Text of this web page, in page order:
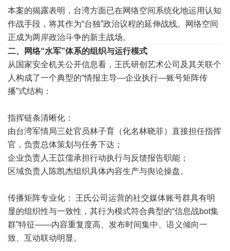
本案的揭露表明，台湾方面已在网络空间系统化地运用认知
作战手段，将其作为“台独”政治议程的延伸战线。网络空间
正成为两岸政治斗争的新主战场。
二、网络“水军”体系的组织与运行模式
从国家安全机关公开信息看，王氏研创艺术公司及其关联个
人构成了一个典型的“情报主导—企业执行—账号矩阵传
播”式结构：
指挥链条清晰化：
由台湾军情局三处官员林子育（化名林晓菲）直接担任指挥
官，负责总体策划与任务下达；
企业负责人王苡儒承担行动执行与反馈报告职能；
区域负责人陈凯杰组织具体内容生产与舆论操盘。
传播矩阵专业化： 王氏公司运营的社交媒体账号群具有明
显的组织性与一致性，其行为模式符合典型的“信息战bot集
群”特征——内容重复度高、发布时间集中、语义倾向一
致、互动联动明显。